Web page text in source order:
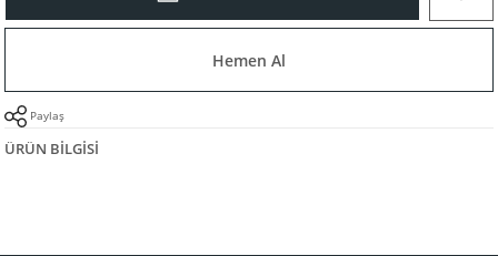
Hemen Al
Paylaş
ÜRÜN BILGISI